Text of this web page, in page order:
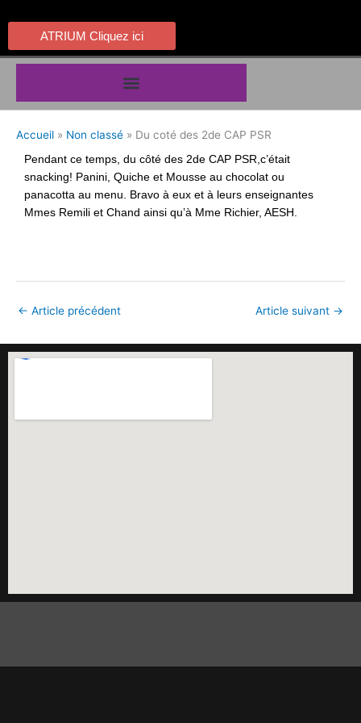
au
contenu
ATRIUM Cliquez ici
Accueil Non classé Du coté des 2de CAP PSR
Pendant ce temps, du côté des 2de CAP PSR,c’était
snacking! Panini, Quiche et Mousse au chocolat ou
panacotta au menu. Bravo à eux et à leurs enseignantes
Mmes Remili et Chand ainsi qu’à Mme Richier, AESH.
← Article précédent Article suivant →